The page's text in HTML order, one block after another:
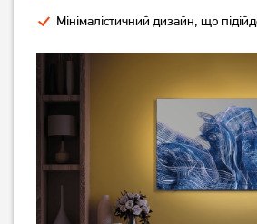
12 489грн 6 089
Мінімалістичний дизайн, що